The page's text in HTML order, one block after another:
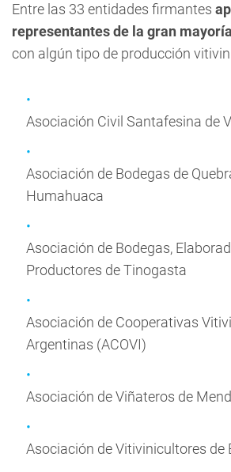
Entre las 33 entidades firmantes
representantes de la gran
con algún tipo de producción
Asociación Civil Santafesina de
Asociación de Bodegas de
Humahuaca
Asociación de Bodegas,
Productores de Tinogasta
Asociación de Cooperativas
Argentinas (ACOVI)
Asociación de Viñateros de
Asociación de Vitivinicultores de